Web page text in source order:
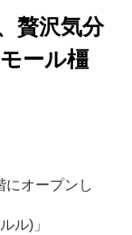
贅沢気分
ール橿
にオープンし
ル)」